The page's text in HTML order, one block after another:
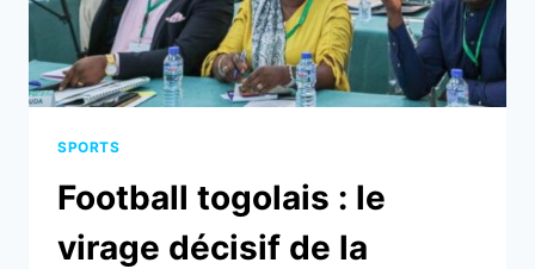
SPORTS
Football togolais : le
virage décisif de la